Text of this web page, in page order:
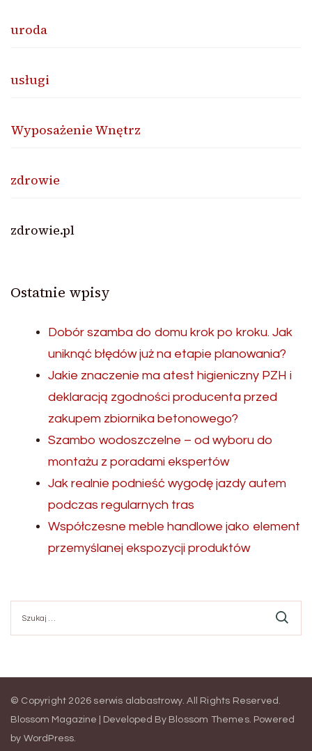
uroda
usługi
Wyposażenie Wnętrz
zdrowie
zdrowie.pl
Ostatnie wpisy
Dobór szamba do domu krok po kroku. Jak
uniknąć błędów już na etapie planowania?
Jakie znaczenie ma atest higieniczny PZH i
deklaracją zgodności producenta przed
zakupem zbiornika betonowego?
Szambo wodoszczelne – od wyboru do
montażu z poradami ekspertów
Jak realnie podnieść wygodę jazdy autem
podczas regularnych tras
Współczesne meble handlowe jako element
przemyślanej ekspozycji produktów
© Copyright 2026 serwis alabastrowy. All Rights Reserved.
Blossom Magazine | Developed By Blossom Themes. Powered
by WordPress.